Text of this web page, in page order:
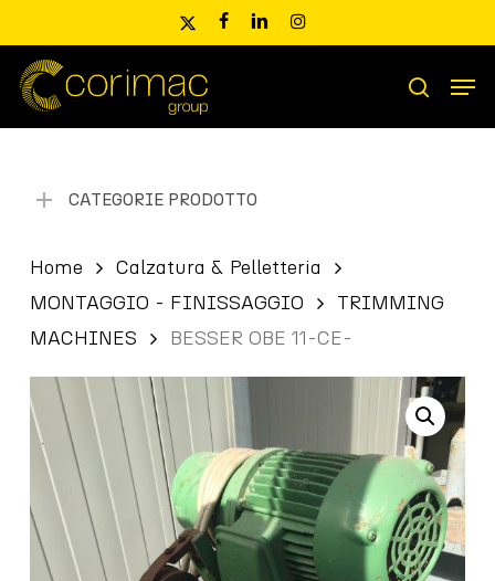
main
content
x-
facebooklinkedininstagram
Ricerca
prodotti
search
CATEGORIE PRODOTTO
Home
Calzatura & Pelletteria
MONTAGGIO - FINISSAGGIO
TRIMMING
MACHINES
BESSER OBE 11-CE-